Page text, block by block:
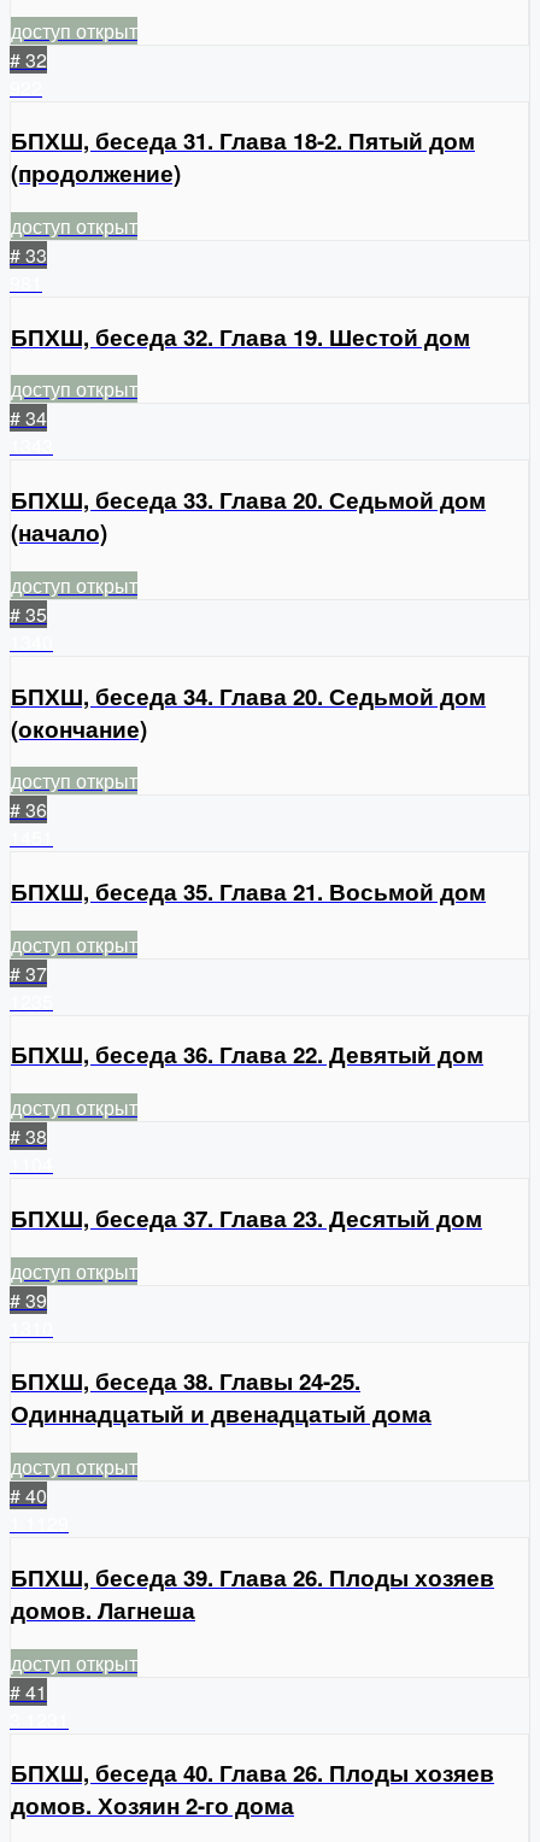
доступ открыт
# 32
БПХШ, беседа 31. Глава 18-2. Пятый дом
(продолжение)
доступ открыт
# 33
БПХШ, беседа 32. Глава 19. Шестой дом
доступ открыт
# 34
БПХШ, беседа 33. Глава 20. Седьмой дом
(начало)
доступ открыт
# 35
БПХШ, беседа 34. Глава 20. Седьмой дом
(окончание)
доступ открыт
# 36
БПХШ, беседа 35. Глава 21. Восьмой дом
доступ открыт
# 37
БПХШ, беседа 36. Глава 22. Девятый дом
доступ открыт
# 38
БПХШ, беседа 37. Глава 23. Десятый дом
доступ открыт
# 39
БПХШ, беседа 38. Главы 24-25.
Одиннадцатый и двенадцатый дома
доступ открыт
# 40
БПХШ, беседа 39. Глава 26. Плоды хозяев
домов. Лагнеша
доступ открыт
# 41
БПХШ, беседа 40. Глава 26. Плоды хозяев
домов. Хозяин 2-го дома